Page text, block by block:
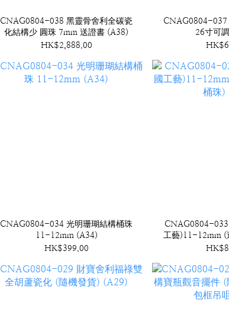
CNAG0804-038 黑靈骨舍利全碳瓷
化結構少 圓珠 7mm 送證書 (A38)
HK$2,888.00
CNAG0804-037
26寸可
CNAG0804-034 光明珊瑚結構桶珠
11-12mm (A34)
HK$399.00
CNAG0804-033
工藝)11-12mm (
珠)